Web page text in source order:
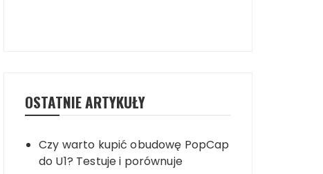
OSTATNIE ARTYKUŁY
Czy warto kupić obudowę PopCap
do U1? Testuje i porównuje